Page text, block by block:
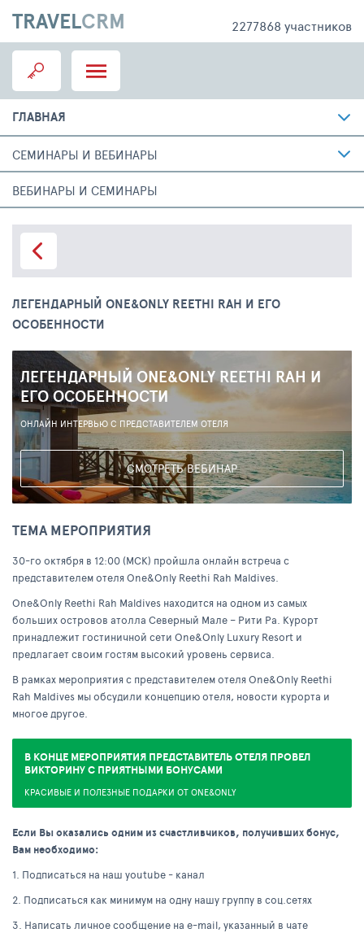
TRAVELCRM 2277868 участников
ГЛАВНАЯ
СЕМИНАРЫ И ВЕБИНАРЫ
ВЕБИНАРЫ И СЕМИНАРЫ
ЛЕГЕНДАРНЫЙ ONE&ONLY REETHI RAH И ЕГО
ОСОБЕННОСТИ
ЛЕГЕНДАРНЫЙ ONE&ONLY REETHI RAH И
ЕГО ОСОБЕННОСТИ
ОНЛАЙН ИНТЕРВЬЮ С ПРЕДСТАВИТЕЛЕМ ОТЕЛЯ
СМОТРЕТЬ ВЕБИНАР
ТЕМА МЕРОПРИЯТИЯ
30-го октября в 12:00 (МСК) пройшла онлайн встреча с
представителем отеля One&Only Reethi Rah Maldives.
One&Only Reethi Rah Maldives находится на одном из самых
больших островов атолла Северный Мале – Рити Ра. Курорт
принадлежит гостиничной сети One&Only Luxury Resort и
предлагает своим гостям высокий уровень сервиса.
В рамках мероприятия с представителем отеля One&Only Reethi
Rah Maldives мы обсудили концепцию отеля, новости курорта и
многое другое.
В КОНЦЕ МЕРОПРИЯТИЯ ПРЕДСТАВИТЕЛЬ ОТЕЛЯ ПРОВЕЛ
ВИКТОРИНУ С ПРИЯТНЫМИ БОНУСАМИ
КРАСИВЫЕ И ПОЛЕЗНЫЕ ПОДАРКИ ОТ ONE&ONLY
Если Вы оказались одним из счастливчиков, получивших бонус,
Вам необходимо:
1. Подписаться на наш youtube - канал
2. Подписаться как минимум на одну нашу группу в соц.сетях
3. Написать личное сообщение на e-mail, указанный в чате